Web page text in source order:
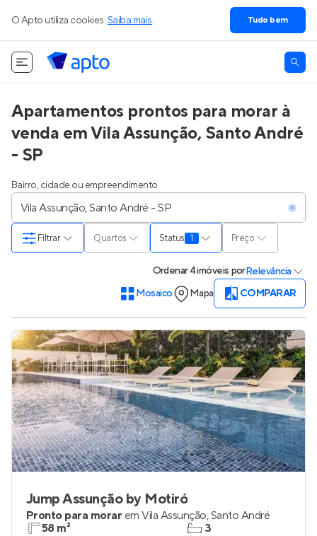
O Apto utiliza cookies. Saiba mais. Tudo bem
Apartamentos prontos para morar à
venda em Vila Assunção, Santo André
- SP
Bairro, cidade ou empreendimento
Quartos Status 1 Preço
Filtrar
Ordenar4 imóveis porRelevância
Mosaico
Mapa COMPARAR
Jump Assunção by Motiró
Pronto para morar em Vila Assunção,Santo André
58 m²
3